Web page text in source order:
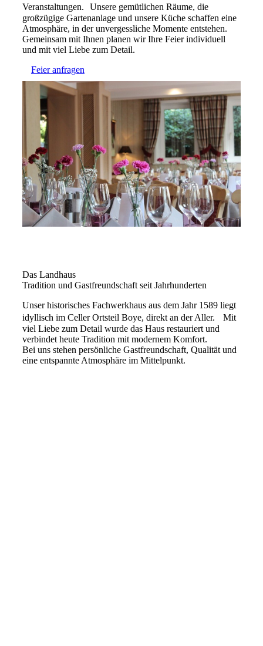
Veranstaltungen. Unsere gemütlichen Räume, die
großzügige Gartenanlage und unsere Küche schaffen eine
Atmosphäre, in der unvergessliche Momente entstehen.
Gemeinsam mit Ihnen planen wir Ihre Feier individuell
und mit viel Liebe zum Detail.
Feier anfragen
Das Landhaus
Tradition und Gastfreundschaft seit Jahrhunderten
Unser historisches Fachwerkhaus aus dem Jahr 1589 liegt
idyllisch im Celler Ortsteil Boye, direkt an der Aller. Mit
viel Liebe zum Detail wurde das Haus restauriert und
verbindet heute Tradition mit modernem Komfort.
Bei uns stehen persönliche Gastfreundschaft, Qualität und
eine entspannte Atmosphäre im Mittelpunkt.